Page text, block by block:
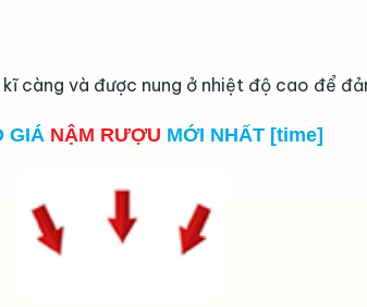
càng và được nung ở nhiệt độ cao để
GIÁ NẬM RƯỢU MỚI NHẤT [time]